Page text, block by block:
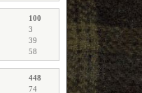
100
3
39
58
448
74